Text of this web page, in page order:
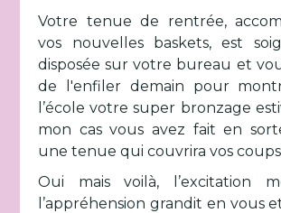
Votre tenue de rentrée,
vos nouvelles baskets, est
disposée sur votre bureau et
de l'enfiler demain pour
l’école votre super bronzage
mon cas vous avez fait en
une tenue qui couvrira vos coups
Oui mais voilà, l’excitation
l’appréhension grandit en vous